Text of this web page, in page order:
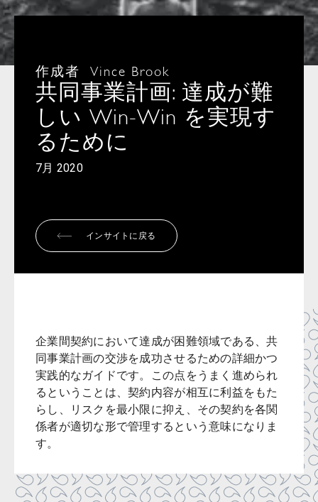
7月 2020
共同事業計画: 達成が難
しい Win-Win を実現す
るために
作成者 Vince Brook
インサイトに戻る
企業間契約において達成が困難領域である、共
同事業計画の交渉を成功させるための詳細かつ
実践的なガイドです。この点をうまく進められ
るということは、契約内容が相互に利益をもた
らし、リスクを最小限に抑え、その契約を各関
係者が適切な形で管理するという意味になりま
す。